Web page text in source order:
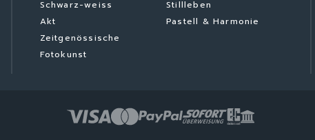
Schwarz-weiss
Akt
Zeitgenössische
Fotokunst
Stillleben
Pastell & Harmonie